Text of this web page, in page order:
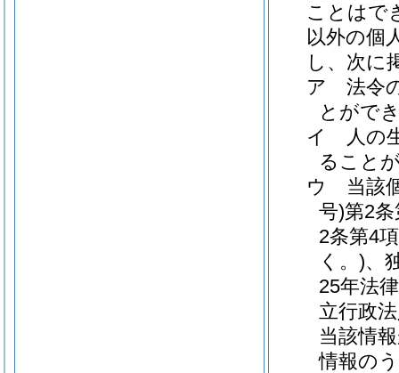
ことはで
以外の個
し、次に
ア
法令
とがで
イ
人の
ること
ウ
当該
号)第2
2条第4
く。)、
25年法
立行政
当該情
情報の